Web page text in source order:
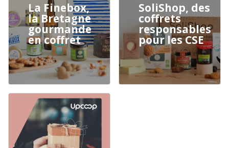
La Finebox,
la Bretagne
gourmande
en coffret
SoliShop, des
coffrets
responsables
pour les CSE